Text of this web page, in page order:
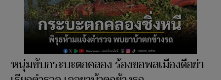
หนุ่มขับกระบะตกคลอง ร้องขอพลเมืองดีอย่า